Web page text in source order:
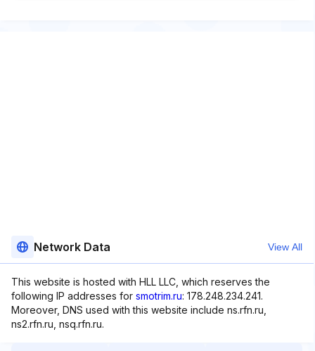
Network Data View All
This website is hosted with HLL LLC, which reserves the
following IP addresses for smotrim.ru: 178.248.234.241.
Moreover, DNS used with this website include ns.rfn.ru,
ns2.rfn.ru, nsq.rfn.ru.